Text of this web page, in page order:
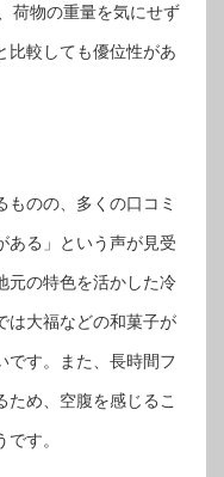
荷物の重量を気にせず
比較しても優位性があ
のの、多くの口コミ
ある」という声が見受
元の特色を活かした冷
は大福などの和菓子が
です。また、長時間フ
ため、空腹を感じるこ
す。